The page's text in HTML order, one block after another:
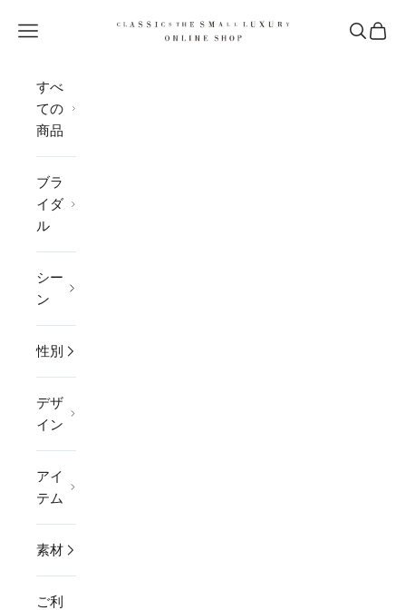
CLASSICS the Small Luxury
メニューを開く 検索を開
カー
すべ
ての
商品
ブラ
イダ
ル
シー
ン
性別
デザ
イン
アイ
テム
素材
ご利